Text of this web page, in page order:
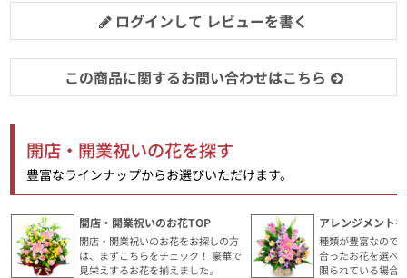
ログインして レビューを書く
この商品に関するお問い合わせはこちら
開店・開業祝いの花を探す
豊富なラインナップからお選びいただけます。
開店・開業祝いのお花TOP
開店・開業祝いのお花をお探しの方
は、まずこちらをチェック！ 豪華で
見栄えするお花を揃えました。
アレンジメント
種類が豊富なので
合ったお花を選べ
限られている場合